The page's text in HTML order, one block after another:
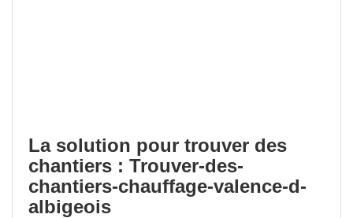
La solution pour trouver des
chantiers : Trouver-des-
chantiers-chauffage-valence-d-
albigeois